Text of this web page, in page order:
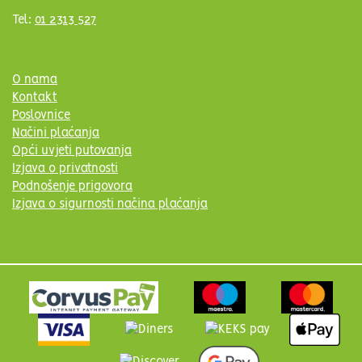
Tel: 01 2313 527
O nama
Kontakt
Poslovnice
Načini plaćanja
Opći uvjeti putovanja
Izjava o privatnosti
Podnošenje prigovora
Izjava o sigurnosti načina plaćanja